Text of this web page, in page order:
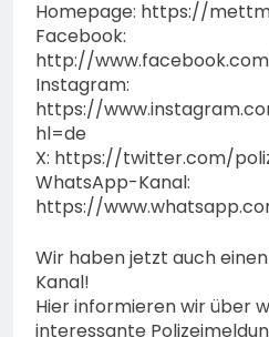
Homepage: https://
Facebook:
http://www.facebook.com/
Instagram:
https://
hl=de
X: https://twitter.com/
WhatsApp-Kanal:
https://
Wir haben jetzt auch
Kanal!
Hier informieren wir über
interessante